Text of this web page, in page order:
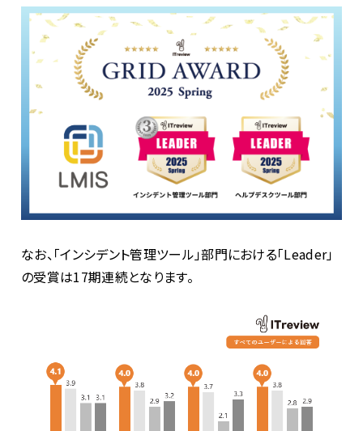
なお、「インシデント管理ツール」部門における「Leader」
の受賞は17期連続となります。